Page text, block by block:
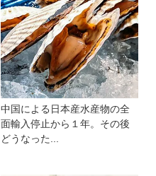
中国による日本産水産物の全
面輸入停止から１年。その後
どうなった...